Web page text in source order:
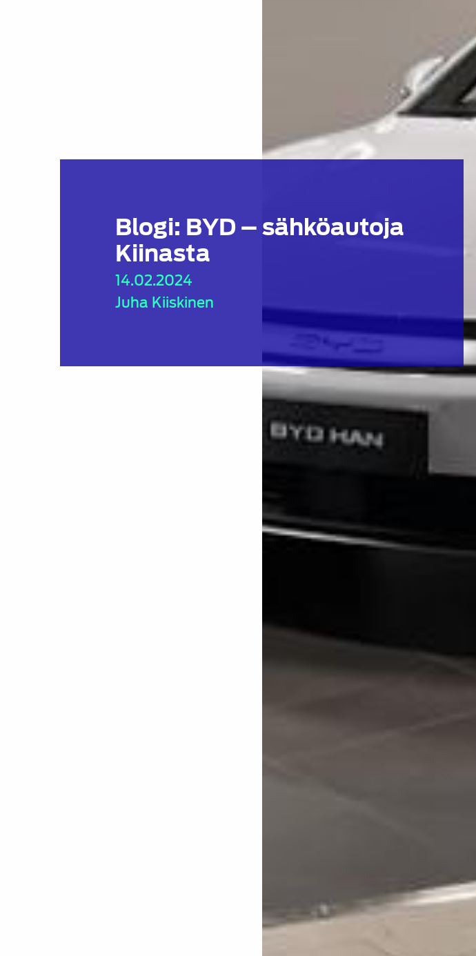
Blogi: BYD – sähköautoja
Kiinasta
14.02.2024
Juha Kiiskinen